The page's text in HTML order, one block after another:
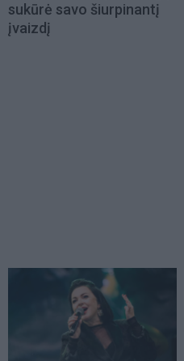
sukūrė savo šiurpinantį
įvaizdį